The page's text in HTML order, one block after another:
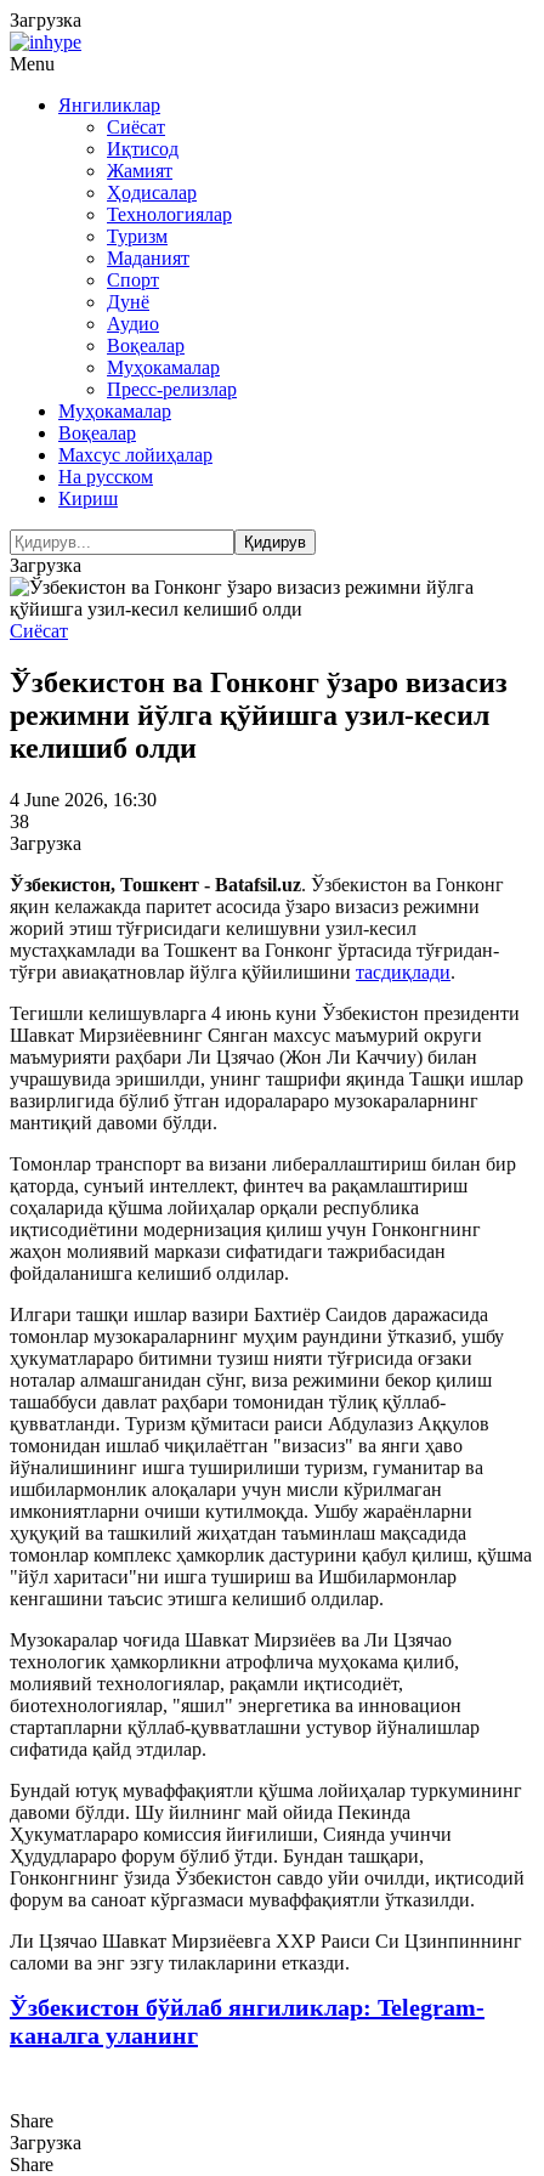
Загрузка
Menu
Янгиликлар
Сиёсат
Иқтисод
Жамият
Ҳодисалар
Технологиялар
Туризм
Маданият
Спорт
Дунё
Аудио
Воқеалар
Муҳокамалар
Пресс-релизлар
Муҳокамалар
Воқеалар
Махсус лойиҳалар
На русском
Кириш
Загрузка
Сиёсат
Ўзбекистон ва Гонконг ўзаро визасиз
режимни йўлга қўйишга узил-кесил
келишиб олди
4 June 2026, 16:30
38
Загрузка
Ўзбекистон, Тошкент - Batafsil.uz. Ўзбекистон ва Гонконг
яқин келажакда паритет асосида ўзаро визасиз режимни
жорий этиш тўғрисидаги келишувни узил-кесил
мустаҳкамлади ва Тошкент ва Гонконг ўртасида тўғридан-
тўғри авиақатновлар йўлга қўйилишини тасдиқлади.
Тегишли келишувларга 4 июнь куни Ўзбекистон президенти
Шавкат Мирзиёевнинг Сянган махсус маъмурий округи
маъмурияти раҳбари Ли Цзячао (Жон Ли Каччиу) билан
учрашувида эришилди, унинг ташрифи яқинда Ташқи ишлар
вазирлигида бўлиб ўтган идоралараро музокараларнинг
мантиқий давоми бўлди.
Томонлар транспорт ва визани либераллаштириш билан бир
қаторда, сунъий интеллект, финтеч ва рақамлаштириш
соҳаларида қўшма лойиҳалар орқали республика
иқтисодиётини модернизация қилиш учун Гонконгнинг
жаҳон молиявий маркази сифатидаги тажрибасидан
фойдаланишга келишиб олдилар.
Илгари ташқи ишлар вазири Бахтиёр Саидов даражасида
томонлар музокараларнинг муҳим раундини ўтказиб, ушбу
ҳукуматлараро битимни тузиш нияти тўғрисида оғзаки
ноталар алмашганидан сўнг, виза режимини бекор қилиш
ташаббуси давлат раҳбари томонидан тўлиқ қўллаб-
қувватланди. Туризм қўмитаси раиси Абдулазиз Аққулов
томонидан ишлаб чиқилаётган "визасиз" ва янги ҳаво
йўналишининг ишга туширилиши туризм, гуманитар ва
ишбилармонлик алоқалари учун мисли кўрилмаган
имкониятларни очиши кутилмоқда. Ушбу жараёнларни
ҳуқуқий ва ташкилий жиҳатдан таъминлаш мақсадида
томонлар комплекс ҳамкорлик дастурини қабул қилиш, қўшма
"йўл харитаси"ни ишга тушириш ва Ишбилармонлар
кенгашини таъсис этишга келишиб олдилар.
Музокаралар чоғида Шавкат Мирзиёев ва Ли Цзячао
технологик ҳамкорликни атрофлича муҳокама қилиб,
молиявий технологиялар, рақамли иқтисодиёт,
биотехнологиялар, "яшил" энергетика ва инновацион
стартапларни қўллаб-қувватлашни устувор йўналишлар
сифатида қайд этдилар.
Бундай ютуқ муваффақиятли қўшма лойиҳалар туркумининг
давоми бўлди. Шу йилнинг май ойида Пекинда
Ҳукуматлараро комиссия йиғилиши, Сиянда учинчи
Ҳудудлараро форум бўлиб ўтди. Бундан ташқари,
Гонконгнинг ўзида Ўзбекистон савдо уйи очилди, иқтисодий
форум ва саноат кўргазмаси муваффақиятли ўтказилди.
Ли Цзячао Шавкат Мирзиёевга ХХР Раиси Си Цзинпиннинг
саломи ва энг эзгу тилакларини етказди.
Ўзбекистон бўйлаб янгиликлар: Telegram-
каналга уланинг
Share
Загрузка
Share